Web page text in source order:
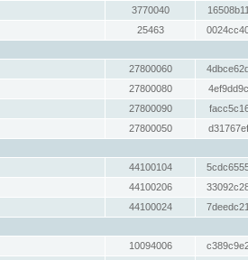
3770040
25463
27800060
27800080
27800090
27800050
44100104
44100206
44100024
10094006